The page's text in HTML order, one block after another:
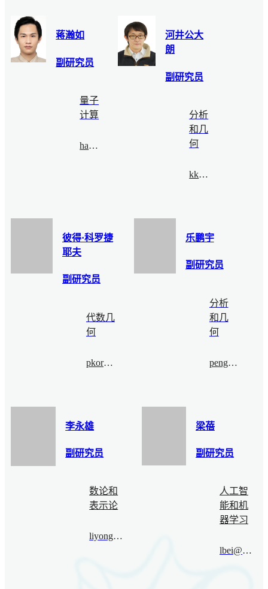
蒋瀚如
副研究员
量子
计算
hanru@bimsa.cn
河井公大
朗
副研究员
分析
和几
何
kkawai@bimsa.cn
彼得·科罗捷
耶夫
副研究员
代数几
何
pkoroteev@bimsa.cn
乐鹏宇
副研究员
分析
和几
何
pengyu.le@bimsa.cn
李永雄
副研究员
数论和
表示论
liyongxiong@bimsa.cn
梁蓓
副研究员
人工智
能和机
器学习
lbei@bimsa.cn